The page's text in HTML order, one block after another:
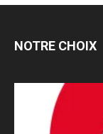
NOTRE CHOIX